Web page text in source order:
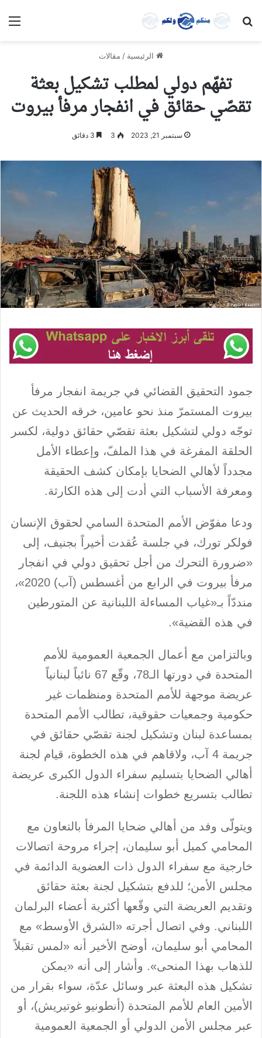
بحث عن
الرئيسية / مقالات
تفهّم دولي لمطلب تشكيل بعثة
تقصّي حقائق في انفجار مرفأ بيروت
سبتمبر 21, 2023 3
جمود التحقيق القضائي في جريمة انفجار مرفأ
بيروت المستمرّ منذ نحو عامين، خرقه الحديث عن
توجّه دولي لتشكيل بعثة تقصّي حقائق دولية، لكسر
الحلقة المفرغة في هذا الملفّ، وإعطاء الأمل
مجدداً لأهالي الضحايا بإمكان كشف الحقيقة
ومعرفة الأسباب التي أدت إلى هذه الكارثة.
ودعا مفوّض الأمم المتحدة السامي لحقوق الإنسان
فولكر تورك، في جلسة عُقدت أخيراً بجنيف، إلى
«ضرورة التحرك من أجل تحقيق دولي في انفجار
مرفأ بيروت في الرابع من أغسطس (آب) 2020»،
منددّاً بـ«غياب المساءلة اللبنانية عن المتورطين
في هذه القضية».
وبالتزامن مع أعمال الجمعية العمومية للأمم
المتحدة في دورتها الـ78، وقّع 67 نائباً لبنانياً
عريضة موجهة للأمم المتحدة ومنظمات غير
حكومية وجمعيات حقوقية، تطالب الأمم المتحدة
بمساعدة لبنان وتشكيل لجنة تقصّي حقائق في
جريمة 4 آب، ولاقاهم في هذه الخطوة، قيام لجنة
أهالي الضحايا بتسليم سفراء الدول الكبرى عريضة
تطالب بتسريع خطوات إنشاء هذه اللجنة.
ويتولّى وفد من أهالي ضحايا المرفأ بالتعاون مع
المحامي كميل أبو سليمان، إجراء مروحة اتصالات
خارجية مع سفراء الدول ذات العضوية الدائمة في
مجلس الأمن؛ للدفع بتشكيل لجنة بعثة حقائق
وتقديم العريضة التي وقّعها أكثرية أعضاء البرلمان
اللبناني. وفي اتصال أجرته «الشرق الأوسط» مع
المحامي أبو سليمان، أوضح الأخير أنه «لمس تقبلاً
للذهاب بهذا المنحى». وأشار إلى أنه «يمكن
تشكيل هذه البعثة عبر وسائل عدّة، سواء بقرار من
الأمين العام للأمم المتحدة (أنطونيو غوتيريش)، أو
عبر مجلس الأمن الدولي أو الجمعية العمومية